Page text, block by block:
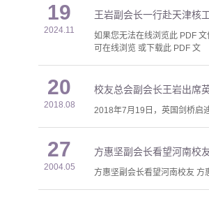
19
2024.11
王岩副会长一行赴天津核
如果您无法在线浏览此 PDF
可在线浏览 或下载此 PDF 文
20
2018.08
校友总会副会长王岩出席
2018年7月19日，英国剑桥启
27
2004.05
方惠坚副会长看望河南校
方惠坚副会长看望河南校友 方